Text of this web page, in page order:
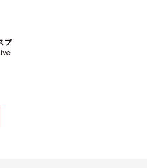
プ